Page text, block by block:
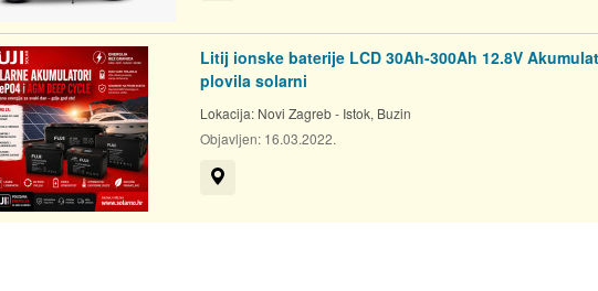
Litij ionske baterije LCD 30Ah-300Ah 12.8V
plovila solarni
Lokacija: Novi Zagreb - Istok, Buzin
Objavljen: 16.03.2022.